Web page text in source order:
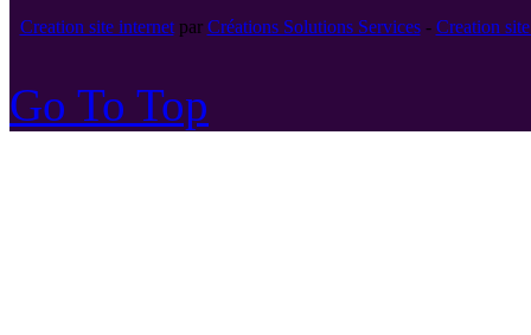
Creation site internetpar Créations Solutions Services- Creation
Go To Top